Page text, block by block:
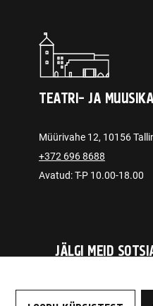
TEATRI- JA
Müürivahe 12, 10156
+372 696 8688
Avatud: T-P 10.00-18.00
JÄLGI MEID